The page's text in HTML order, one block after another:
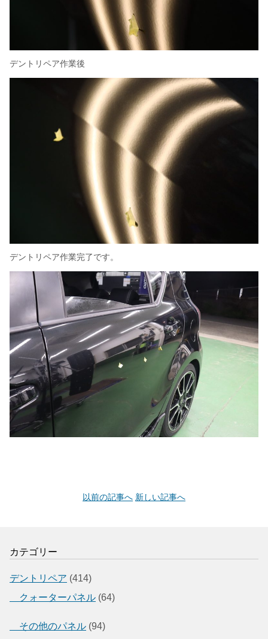
デントリペア作業後
デントリペア作業完了です。
以前の記事へ 新しい記事へ
カテゴリー
デントリペア (414)
クォーターパネル (64)
その他のパネル (94)